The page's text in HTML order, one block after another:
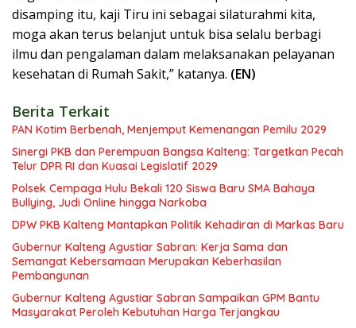
disamping itu, kaji Tiru ini sebagai silaturahmi kita,
moga akan terus belanjut untuk bisa selalu berbagi
ilmu dan pengalaman dalam melaksanakan pelayanan
kesehatan di Rumah Sakit,” katanya. (EN)
Berita Terkait
PAN Kotim Berbenah, Menjemput Kemenangan Pemilu 2029
Sinergi PKB dan Perempuan Bangsa Kalteng: Targetkan Pecah
Telur DPR RI dan Kuasai Legislatif 2029
Polsek Cempaga Hulu Bekali 120 Siswa Baru SMA Bahaya
Bullying, Judi Online hingga Narkoba
DPW PKB Kalteng Mantapkan Politik Kehadiran di Markas Baru
Gubernur Kalteng Agustiar Sabran: Kerja Sama dan
Semangat Kebersamaan Merupakan Keberhasilan
Pembangunan
Gubernur Kalteng Agustiar Sabran Sampaikan GPM Bantu
Masyarakat Peroleh Kebutuhan Harga Terjangkau